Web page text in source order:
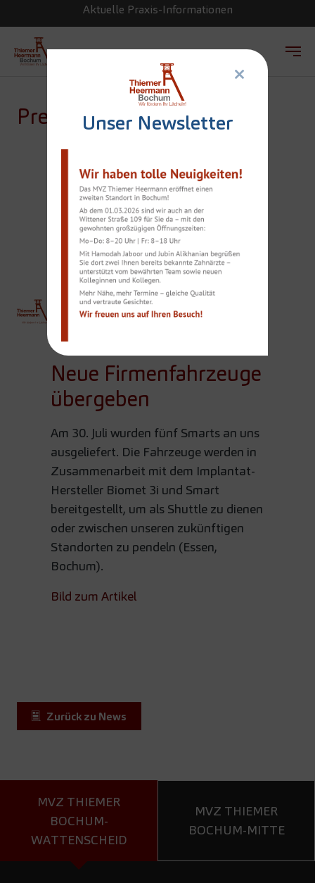
Zum Hauptinhalt springen
Aktuelle Praxis-Informationen
Unser Newsletter
×
Presse
NEUE
FIRMENFAHRZEUGE
ÜBERGEBEN
THIEMER
Team
Neue Firmenfahrzeuge
übergeben
Am 30. Juli wurden fünf Smarts an uns
ausgeliefert. Die Fahrzeuge werden in
Zusammenarbeit mit dem Implantat-
Hersteller Biomet 3i und Smart
bereitgestellt, um als Shuttle zu dienen
oder zwischen unseren zukünftigen
Standorten zu pendeln (Essen,
Bochum).
Bild zum Artikel
Zurück zu News
MVZ THIEMER
BOCHUM-
WATTENSCHEID
MVZ THIEMER
BOCHUM-MITTE